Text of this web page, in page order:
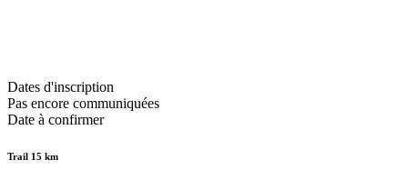
Dates d'inscription
Pas encore communiquées
Date à confirmer
Trail 15 km